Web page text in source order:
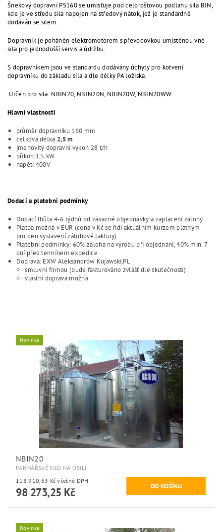
Šnekový dopravní PS160 se umisťuje pod celoroštovou podlahu sila BIN,
kde je ve středu sila napojen na středový nátok, jež je standardně
dodáván se silem.
Dopravník je poháněn elektromotorem s převodovkou umístěnou vně
sila pro jednodušší servis a údržbu.
S dopravníkem jsou ve standardu dodávány úchyty pro kotvení
dopravníku do základu sila a dle délky PA ložiska.
Určen pro sila: NBIN20, NBIN20N, NBIN20W, NBIN20WW
Hlavní vlastnosti
průměr dopravníku 160 mm
celková délka 2,5 m
jmenovitý dopravní výkon 28 t/h
příkon 1,5 kW
napětí 400V
Dodací a platební podmínky
Dodací lhůta 4-6 týdnů od závazné objednávky a zaplacení zálohy
Platba možná v EUR (cena v Kč se řídí aktuálním kurzem platným
pro den vystavení zálohové faktury)
Platební podmínky: 60% záloha na výrobu při objednání, 40% min. 7
dní před termínem expedice
Doprava: EXW Aleksandrów Kujawski,PL
smluvní firmou (bude fakturováno zvlášť dle skutečnosti)
vlastní doprava možná
Novinka
NBIN20
FARMÁŘSKÉ SILO NA OBILÍ
118 910,63 Kč včetně DPH
98 273,25 Kč
Novinka